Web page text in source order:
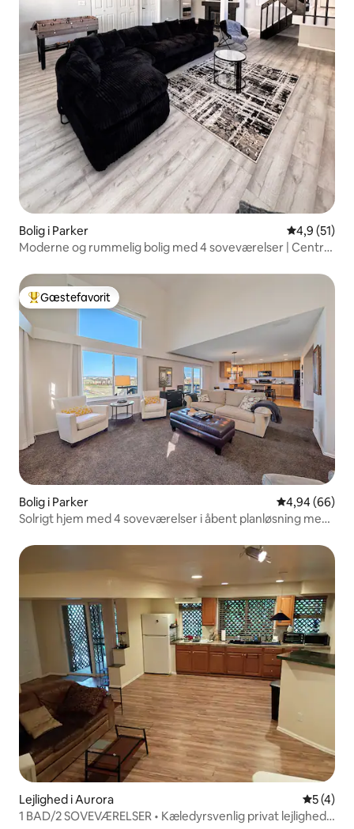
Bolig i Parker 4,9 ud af 5
4,9 (51)
Moderne og rummelig bolig med 4 soveværelser | Central
Bedste gæstefavorit
Gæstefavorit
Bolig i Parker 4,94 ud af 5 i
4,94 (66)
Solrigt hjem med 4 soveværelser i åbent planløsning med
Lejlighed i Aurora 5 ud af 5
5 (4)
1 BAD/2 SOVEVÆRELSER • Kæledyrsvenlig privat lejlighed i